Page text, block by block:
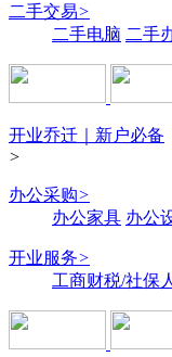
二手交易>
二手电脑 二手
开业乔迁｜新户必备
>
办公采购>
办公家具 办公
开业服务>
工商财税/社保